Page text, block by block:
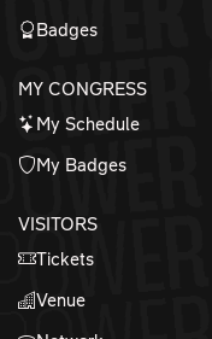
Badges
MY CONGRESS
My Schedule
My Badges
VISITORS
Tickets
Venue